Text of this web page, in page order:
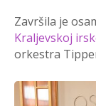
Završila je
Kraljevskoj
orkestra